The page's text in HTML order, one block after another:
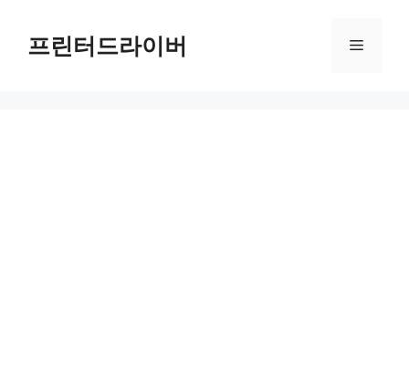
content프린터드라이버 Menu